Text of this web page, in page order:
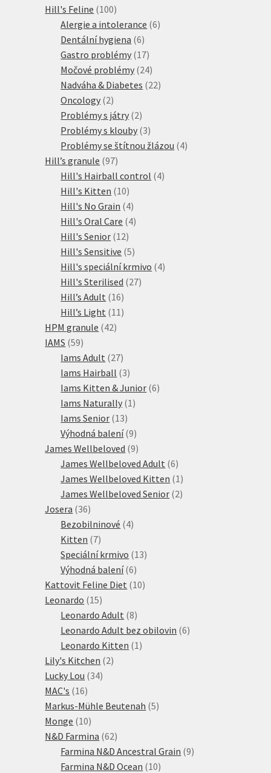
Hill's Feline 100100
produktů
Alergie a intolerance 66
Dentální hygiena 66
produktů
Gastro problémy 1717
produktů
Močové problémy 2424
produktů
Nadváha & Diabetes 2222
Oncology 22
produkty
Problémy s játry 22
produkty
Problémy s klouby 33
produkty
Problémy se štítnou žlázou 44
Hill’s granule 9797
produktů
Hill's Hairball control 44
Hill's Kitten 1010
produktů
Hill's No Grain 44
produkty
Hill's Oral Care 44
Hill's Senior 1212
produktů
Hill's Sensitive 55
produktů
Hill's speciální krmivo 44
Hill's Sterilised 2727
Hill’s Adult 1616
produktů
Hill’s Light 11 11
HPM granule 4242
IAMS 5959
produktů
Iams Adult 2727
produktů
Iams Hairball 33
produkty
Iams Kitten & Junior 66
Iams Naturally 1 1
Iams Senior 1313
produktů
Výhodná balení 99
produktů
James Wellbeloved 99
produktů
James Wellbeloved Adult 66
produktů
James Wellbeloved Kitten 1 1
produkt
James Wellbeloved Senior 22
Josera 3636
produktů
Bezobilninové 44
Kitten 77
produktů
Speciální krmivo 1313
Výhodná balení 66
produktů
Kattovit Feline Diet 1010
Leonardo 1515
produktů
Leonardo Adult 88
produktů
Leonardo Adult bez obilovin 66
Leonardo Kitten 1 1
Lily's Kitchen 22
Lucky Lou 3434
MAC's 1616
produktů
Markus-Mühle Beutenah 55
Monge 1010
produktů
N&D Farmina 6262
produktů
Farmina N&D Ancestral Grain 99
Farmina N&D Ocean 1010